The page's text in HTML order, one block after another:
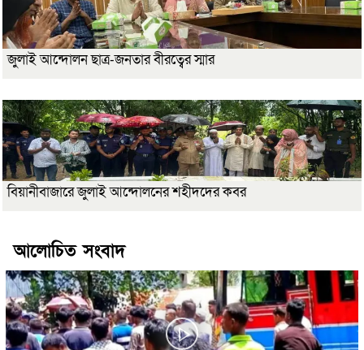
জুলাই আন্দোলন ছাত্র-জনতার বীরত্বের স্মার
বিয়ানীবাজারে জুলাই আন্দোলনের শহীদদের কবর
আলোচিত সংবাদ